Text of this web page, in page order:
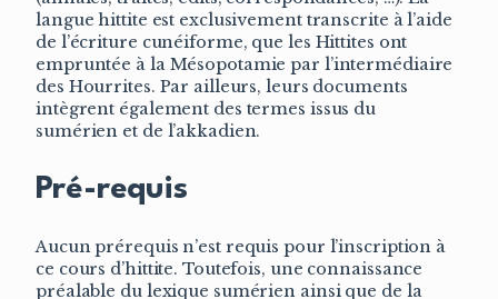
langue hittite est exclusivement transcrite à l’aide
de l’écriture cunéiforme, que les Hittites ont
empruntée à la Mésopotamie par l’intermédiaire
des Hourrites. Par ailleurs, leurs documents
intègrent également des termes issus du
sumérien et de l’akkadien.
Pré-requis
Aucun prérequis n’est requis pour l’inscription à
ce cours d’hittite. Toutefois, une connaissance
préalable du lexique sumérien ainsi que de la